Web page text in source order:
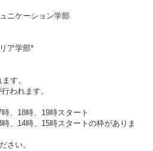
ニケーション学部
ア学部*
す。
われます。
、18時、19時スタート
、14時、15時スタートの枠がありま
さい。